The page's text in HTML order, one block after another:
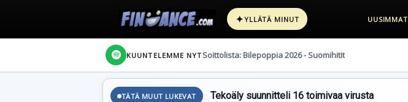
✦YLLÄTÄ MINUT UUSIMMAT
KUUNTELEMME NYT Soittolista: Bilepoppia 2026 - Suomihitit
TÄTÄ MUUT LUKEVAT Tekoäly suunnitteli 16 toimivaa virusta